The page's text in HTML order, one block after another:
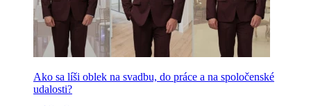
Ako sa líši oblek na svadbu, do práce a na spoločenské
udalosti?